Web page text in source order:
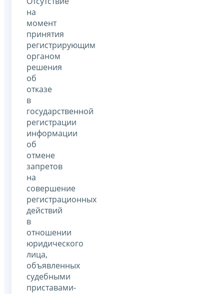
на
момент
принятия
регистрирующим
органом
решения
об
отказе
в
государственной
регистрации
информации
об
отмене
запретов
на
совершение
регистрационных
действий
в
отношении
юридического
лица,
объявленных
судебными
приставами-